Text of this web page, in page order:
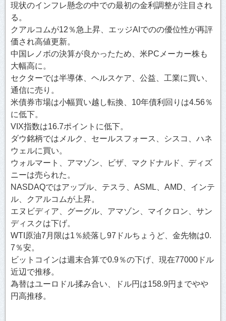
現状のインフレ懸念の中での最初の金利調整が注目され
る。
クアルコムが12％急上昇、エッジAIでのの優位性が再評
価され高値更新。
中国レノボの決算が良かったため、米PCメーカー株も
大幅高に。
セクターでは半導体、ヘルスケア、公益、工業に買い、
通信に売り。
米債券市場は小幅買い越し転換、10年債利回りは4.56％
に低下。
VIX指数は16.7ポイントに低下。
ダウ銘柄ではメルク、セールスフォース、シスコ、ハネ
ウェルに買い。
ウォルマート、アマゾン、ビザ、マクドナルド、ディズ
ニーは売られた。
NASDAQではアップル、テスラ、ASML、AMD、インテ
ル、クアルコムが上昇。
エヌビディア、グーグル、アマゾン、マイクロン、サン
ディスクは下げ。
WTI原油7月限は1％続落し97ドルちょうど、金先物は0.
7％安。
ビットコインは週末合算で0.9％の下げ、現在77000ドル
近辺で推移。
為替はユーロドル揉み合い、ドル円は158.9円までやや
円高推移。